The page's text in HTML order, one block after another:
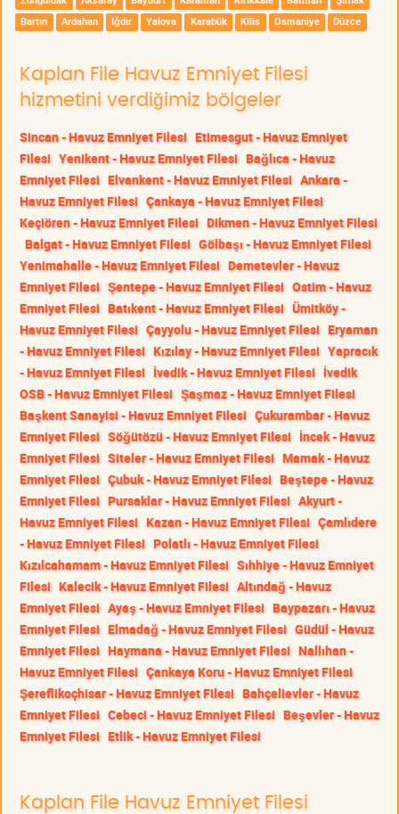
Bartın
Ardahan Iğdır Yalova Karabük Kilis Osmaniye Düzce
Kaplan File Havuz Emniyet Filesi
hizmetini verdiğimiz bölgeler
Sincan - Havuz Emniyet Filesi Etimesgut - Havuz Emniyet
Filesi Yenikent - Havuz Emniyet Filesi Bağlıca - Havuz
Emniyet Filesi Elvankent - Havuz Emniyet Filesi Ankara -
Havuz Emniyet Filesi Çankaya - Havuz Emniyet Filesi
Keçiören - Havuz Emniyet Filesi Dikmen - Havuz Emniyet Filesi
Balgat - Havuz Emniyet Filesi Gölbaşı - Havuz Emniyet Filesi
Yenimahalle - Havuz Emniyet Filesi Demetevler - Havuz
Emniyet Filesi Şentepe - Havuz Emniyet Filesi Ostim - Havuz
Emniyet Filesi Batıkent - Havuz Emniyet Filesi Ümitköy -
Havuz Emniyet Filesi Çayyolu - Havuz Emniyet Filesi Eryaman
- Havuz Emniyet Filesi Kızılay - Havuz Emniyet Filesi Yapracık
- Havuz Emniyet Filesi İvedik - Havuz Emniyet Filesi İvedik
OSB - Havuz Emniyet Filesi Şaşmaz - Havuz Emniyet Filesi
Başkent Sanayisi - Havuz Emniyet Filesi Çukurambar - Havuz
Emniyet Filesi Söğütözü - Havuz Emniyet Filesi İncek - Havuz
Emniyet Filesi Siteler - Havuz Emniyet Filesi Mamak - Havuz
Emniyet Filesi Çubuk - Havuz Emniyet Filesi Beştepe - Havuz
Emniyet Filesi Pursaklar - Havuz Emniyet Filesi Akyurt -
Havuz Emniyet Filesi Kazan - Havuz Emniyet Filesi Çamlıdere
- Havuz Emniyet Filesi Polatlı - Havuz Emniyet Filesi
Kızılcahamam - Havuz Emniyet Filesi Sıhhiye - Havuz Emniyet
Filesi Kalecik - Havuz Emniyet Filesi Altındağ - Havuz
Emniyet Filesi Ayaş - Havuz Emniyet Filesi Baypazarı - Havuz
Emniyet Filesi Elmadağ - Havuz Emniyet Filesi Güdül - Havuz
Emniyet Filesi Haymana - Havuz Emniyet Filesi Nallıhan -
Havuz Emniyet Filesi Çankaya Koru - Havuz Emniyet Filesi
Şereflikoçhisar - Havuz Emniyet Filesi Bahçelievler - Havuz
Emniyet Filesi Cebeci - Havuz Emniyet Filesi Beşevler - Havuz
Emniyet Filesi Etlik - Havuz Emniyet Filesi
Kaplan File Havuz Emniyet Filesi